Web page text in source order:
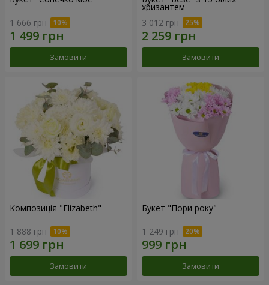
1 666 грн
Замовити
хризантем
3 012 грн
Замовити
Композиція "Elizabeth"
1 888 грн
Замовити
Букет "Пори року"
1 249 грн
Замовити